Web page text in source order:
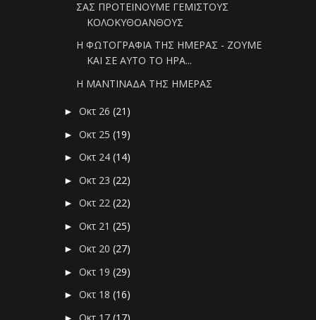
ΣΑΣ ΠΡΟΤΕΙΝΟΥΜΕ ΓΕΜΙΣΤΟΥΣ
ΚΟΛΟΚΥΘΟΑΝΘΟΥΣ
Η ΦΩΤΟΓΡΑΦΙΑ ΤΗΣ ΗΜΕΡΑΣ - ΖΟΥΜΕ
ΚΑΙ ΣΕ ΑΥΤΟ ΤΟ ΗΡΑ...
Η ΜΑΝΤΙΝΑΔΑ ΤΗΣ ΗΜΕΡΑΣ
►Οκτ 26(21)
►Οκτ 25(19)
►Οκτ 24(14)
►Οκτ 23(22)
►Οκτ 22(22)
►Οκτ 21(25)
►Οκτ 20(27)
►Οκτ 19(29)
►Οκτ 18(16)